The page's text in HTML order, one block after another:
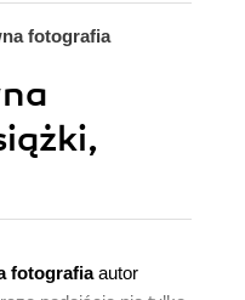
fotografia
fotografiaautor